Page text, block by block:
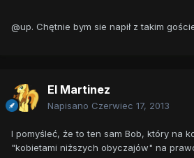
@up. Chętnie bym sie napił z takim
El Martinez
Napisano Czerwiec 17, 2013
I pomyśleć, że to ten sam Bob, który na
"kobietami niższych obyczajów" na